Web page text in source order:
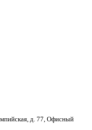
д. 77, Офисный